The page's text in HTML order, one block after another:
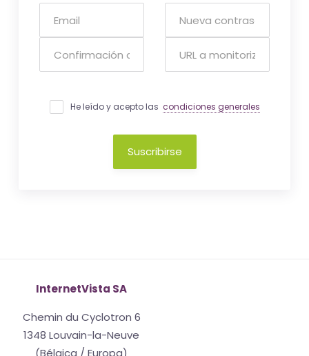
He leído y acepto las condiciones generales
Suscribirse
InternetVista SA
Chemin du Cyclotron 6
1348 Louvain-la-Neuve
(Bélgica / Europa)